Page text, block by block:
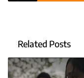
Related Posts